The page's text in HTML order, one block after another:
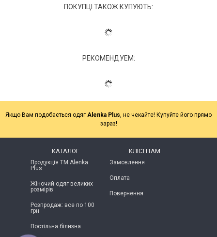
ПОКУПЦІ ТАКОЖ КУПУЮТЬ:
РЕКОМЕНДУЕМ:
Якщо Вам подобається одяг Alenka Plus , не чекайте! Купуйте його прямо
зараз!
КАТАЛОГ
Продукція ТМ Alenka
Plus
Жіночий одяг великих
розмірів
Розпродаж: все по 100
грн
Постільна білизна
КЛІЄНТАМ
Замовлення
Оплата
Повернення